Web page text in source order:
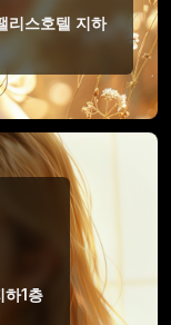
리스호텔 지하
1층